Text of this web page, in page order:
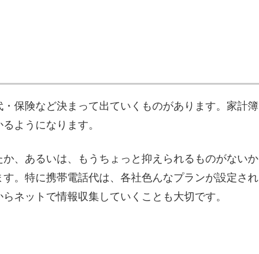
保険など決まって出ていくものがあります。家計簿
ようになります。
、あるいは、もうちょっと抑えられるものがないか
。特に携帯電話代は、各社色んなプランが設定され
ネットで情報収集していくことも大切です。